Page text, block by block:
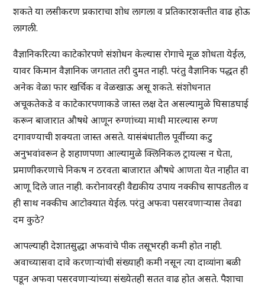
शकते या लसीकरण प्रकाराचा शोध लागला व प्रतिकारशक्तीत वाढ होऊ
लागली.
वैज्ञानिकरित्या काटेकोरपणे संशोधन केल्यास रोगाचे मूळ शोधता येईल,
यावर किमान वैज्ञानिक जगतात तरी दुमत नाही. परंतु वैज्ञानिक पद्धत ही
अनेक वेळा फार खर्चिक व वेळखाऊ असू शकते. संशोधनात
अचूकतेकडे व काटेकारपणाकडे जास्त लक्ष देत असल्यामुळे घिसाडघाई
करून बाजारात औषधे आणून रुग्णांच्या माथी मारल्यास रुग्ण
दगावण्याची शक्यता जास्त असते. यासंबंधातील पूर्वीच्या कटु
अनुभवांवरून हे शहाणपणा आल्यामुळे क्लिनिकल ट्रायल्स न घेता,
प्रमाणीकरणाचे निकष न ठरवता बाजारात औषधे आणता येत नाहीत वा
आणू दिले जात नाही. करोनावरही वैद्यकीय उपाय नक्कीच सापडतील व
ही साथ नक्कीच आटोक्यात येईल. परंतु अफवा पसरवणाऱ्यास तेवढा
दम कुठे?
आपल्याही देशातसुद्धा अफवांचे पीक तसूभरही कमी होत नाही.
अवाच्यासवा दावे करणाऱ्यांची संख्याही कमी नसून त्या दाव्यांना बळी
पडून अफवा पसरवणाऱ्यांच्या संख्येतही सतत वाढ होत असते. पैशाचा